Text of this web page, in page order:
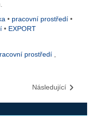
• pracovní prostředí•
• EXPORT
prostředí ,
Následující